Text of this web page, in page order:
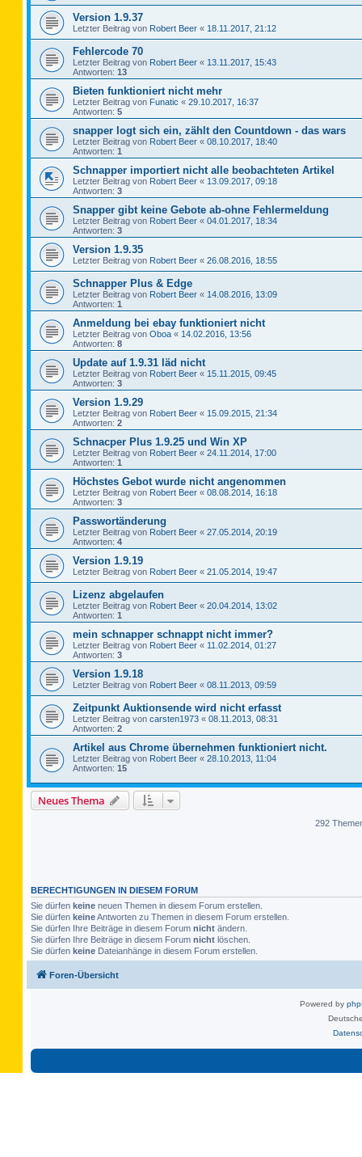
Version 1.9.37
Letzter Beitrag von Robert Beer « 18.11.2017, 21:12
Fehlercode 70
Letzter Beitrag von Robert Beer « 13.11.2017, 15:43
Antworten: 13
Bieten funktioniert nicht mehr
Letzter Beitrag von Funatic « 29.10.2017, 16:37
Antworten: 5
snapper logt sich ein, zählt den Countdown - das wars
Letzter Beitrag von Robert Beer « 08.10.2017, 18:40
Antworten: 1
Schnapper importiert nicht alle beobachteten Artikel
Letzter Beitrag von Robert Beer « 13.09.2017, 09:18
Antworten: 3
Snapper gibt keine Gebote ab-ohne Fehlermeldung
Letzter Beitrag von Robert Beer « 04.01.2017, 18:34
Antworten: 3
Version 1.9.35
Letzter Beitrag von Robert Beer « 26.08.2016, 18:55
Schnapper Plus & Edge
Letzter Beitrag von Robert Beer « 14.08.2016, 13:09
Antworten: 1
Anmeldung bei ebay funktioniert nicht
Letzter Beitrag von Oboa « 14.02.2016, 13:56
Antworten: 8
Update auf 1.9.31 läd nicht
Letzter Beitrag von Robert Beer « 15.11.2015, 09:45
Antworten: 3
Version 1.9.29
Letzter Beitrag von Robert Beer « 15.09.2015, 21:34
Antworten: 2
Schnacper Plus 1.9.25 und Win XP
Letzter Beitrag von Robert Beer « 24.11.2014, 17:00
Antworten: 1
Höchstes Gebot wurde nicht angenommen
Letzter Beitrag von Robert Beer « 08.08.2014, 16:18
Antworten: 3
Passwortänderung
Letzter Beitrag von Robert Beer « 27.05.2014, 20:19
Antworten: 4
Version 1.9.19
Letzter Beitrag von Robert Beer « 21.05.2014, 19:47
Lizenz abgelaufen
Letzter Beitrag von Robert Beer « 20.04.2014, 13:02
Antworten: 1
mein schnapper schnappt nicht immer?
Letzter Beitrag von Robert Beer « 11.02.2014, 01:27
Antworten: 3
Version 1.9.18
Letzter Beitrag von Robert Beer « 08.11.2013, 09:59
Zeitpunkt Auktionsende wird nicht erfasst
Letzter Beitrag von carsten1973 « 08.11.2013, 08:31
Antworten: 2
Artikel aus Chrome übernehmen funktioniert nicht.
Letzter Beitrag von Robert Beer « 28.10.2013, 11:04
Antworten: 15
Neues Thema
292
BERECHTIGUNGEN IN DIESEM FORUM
Sie dürfen keine neuen Themen in diesem Forum erstellen.
Sie dürfen keineAntworten zu Themen in diesem Forum erstellen.
Sie dürfen Ihre Beiträge in diesem Forum nicht ändern.
Sie dürfen Ihre Beiträge in diesem Forum nicht löschen.
Sie dürfen keine Dateianhänge in diesem Forum erstellen.
Foren-Übersicht
Powered by